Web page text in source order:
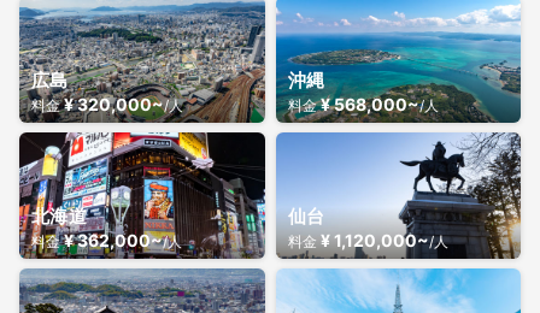
広島
料金¥ 320,000~/人
沖縄
料金¥ 568,000~/人
北海道
料金¥ 362,000~/人
仙台
料金¥ 1,120,000~/人